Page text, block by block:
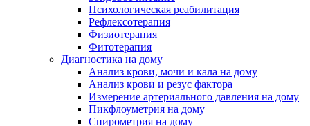
Психологическая реабилитация
Рефлексотерапия
Физиотерапия
Фитотерапия
Диагностика на дому
Анализ крови, мочи и кала на дому
Анализ крови и резус фактора
Измерение артериального давления на дому
Пикфлоуметрия на дому
Спирометрия на дому